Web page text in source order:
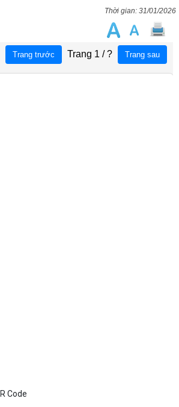
31/01/2026